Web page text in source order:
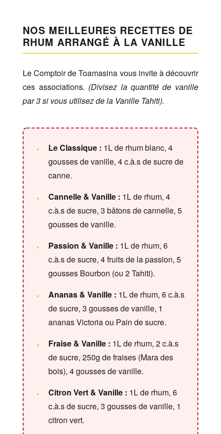
NOS MEILLEURES RECETTES DE
RHUM ARRANGÉ À LA VANILLE
Le Comptoir de Toamasina vous invite à découvrir
ces associations. (Divisez la quantité de vanille
par 3 si vous utilisez de la Vanille Tahiti).
Le Classique : 1L de rhum blanc, 4
gousses de vanille, 4 c.à.s de sucre de
canne.
Cannelle & Vanille : 1L de rhum, 4
c.à.s de sucre, 3 bâtons de cannelle, 5
gousses de vanille.
Passion & Vanille : 1L de rhum, 6
c.à.s de sucre, 4 fruits de la passion, 5
gousses Bourbon (ou 2 Tahiti).
Ananas & Vanille : 1L de rhum, 6 c.à.s
de sucre, 3 gousses de vanille, 1
ananas Victoria ou Pain de sucre.
Fraise & Vanille : 1L de rhum, 2 c.à.s
de sucre, 250g de fraises (Mara des
bois), 4 gousses de vanille.
Citron Vert & Vanille : 1L de rhum, 6
c.à.s de sucre, 3 gousses de vanille, 1
citron vert.